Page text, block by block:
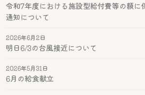
令和7年度における施設型給付費等の額に
通知について
明日6/3の台風接近について
2026年6月2日
6月の給食献立
2026年5月31日